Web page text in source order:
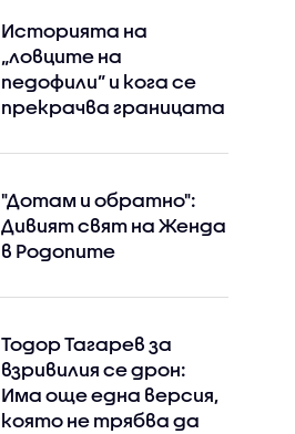
Историята на
„ловците на
педофили” и кога се
прекрачва границата
"Дотам и обратно":
Дивият свят на Женда
в Родопите
Тодор Тагарев за
взривилия се дрон:
Има още една версия,
която не трябва да